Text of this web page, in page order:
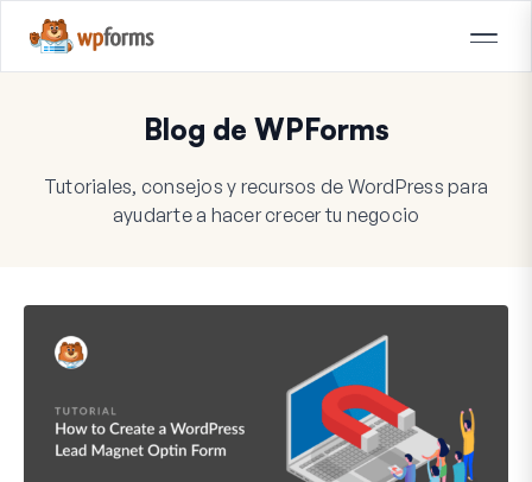
Blog de WPForms
Tutoriales, consejos y recursos de WordPress para
ayudarte a hacer crecer tu negocio